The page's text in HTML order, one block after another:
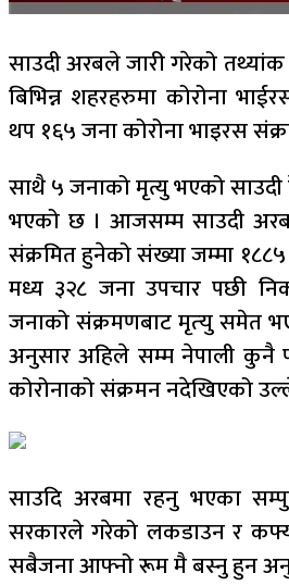
साउदी अरबले जारी गरेको
बिभिन्न शहरहरुमा कोरोना
थप १६५ जना कोरोना भाइरस
साथै ५ जनाको मृत्यु भएको साउदी
भएको छ । आजसम्म साउदी
संक्रमित हुनेको संख्या जम्मा
मध्य ३२८ जना उपचार पछी
जनाको संक्रमणबाट मृत्‍यु समेत
अनुसार अहिले सम्म नेपाली कुनै
कोरोनाको संक्रमन नदेखिएको
साउदि अरबमा रहनु भएका
सरकारले गरेको लकडाउन र
सबैजना आफ्नो रूम मै बस्नु हुन